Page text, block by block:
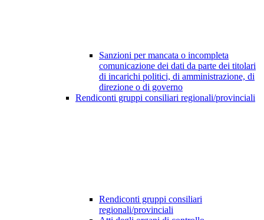
Sanzioni per mancata o incompleta
comunicazione dei dati da parte dei titolari
di incarichi politici, di amministrazione, di
direzione o di governo
Rendiconti gruppi consiliari regionali/provinciali
Rendiconti gruppi consiliari
regionali/provinciali